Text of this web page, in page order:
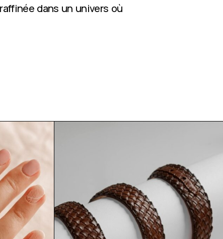
dans un univers où